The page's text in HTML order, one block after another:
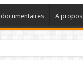
documentaires A propos